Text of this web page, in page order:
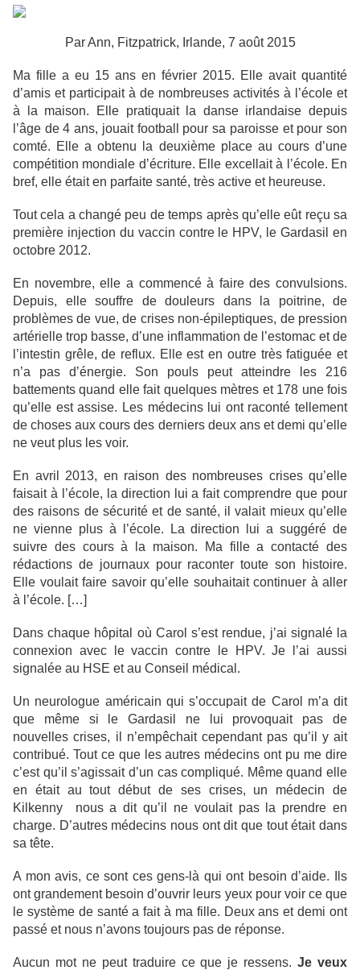
Par Ann, Fitzpatrick, Irlande, 7 août 2015
Ma fille a eu 15 ans en février 2015. Elle avait quantité
d’amis et participait à de nombreuses activités à l’école et
à la maison. Elle pratiquait la danse irlandaise depuis
l’âge de 4 ans, jouait football pour sa paroisse et pour son
comté. Elle a obtenu la deuxième place au cours d’une
compétition mondiale d’écriture. Elle excellait à l’école. En
bref, elle était en parfaite santé, très active et heureuse.
Tout cela a changé peu de temps après qu’elle eût reçu sa
première injection du vaccin contre le HPV, le Gardasil en
octobre 2012.
En novembre, elle a commencé à faire des convulsions.
Depuis, elle souffre de douleurs dans la poitrine, de
problèmes de vue, de crises non-épileptiques, de pression
artérielle trop basse, d’une inflammation de l’estomac et de
l’intestin grêle, de reflux. Elle est en outre très fatiguée et
n’a pas d’énergie. Son pouls peut atteindre les 216
battements quand elle fait quelques mètres et 178 une fois
qu’elle est assise. Les médecins lui ont raconté tellement
de choses aux cours des derniers deux ans et demi qu’elle
ne veut plus les voir.
En avril 2013, en raison des nombreuses crises qu’elle
faisait à l’école, la direction lui a fait comprendre que pour
des raisons de sécurité et de santé, il valait mieux qu’elle
ne vienne plus à l’école. La direction lui a suggéré de
suivre des cours à la maison. Ma fille a contacté des
rédactions de journaux pour raconter toute son histoire.
Elle voulait faire savoir qu’elle souhaitait continuer à aller
à l’école. […]
Dans chaque hôpital où Carol s’est rendue, j’ai signalé la
connexion avec le vaccin contre le HPV. Je l’ai aussi
signalée au HSE et au Conseil médical.
Un neurologue américain qui s’occupait de Carol m’a dit
que même si le Gardasil ne lui provoquait pas de
nouvelles crises, il n’empêchait cependant pas qu’il y ait
contribué. Tout ce que les autres médecins ont pu me dire
c’est qu’il s’agissait d’un cas compliqué. Même quand elle
en était au tout début de ses crises, un médecin de
Kilkenny nous a dit qu’il ne voulait pas la prendre en
charge. D’autres médecins nous ont dit que tout était dans
sa tête.
A mon avis, ce sont ces gens-là qui ont besoin d’aide. Ils
ont grandement besoin d’ouvrir leurs yeux pour voir ce que
le système de santé a fait à ma fille. Deux ans et demi ont
passé et nous n’avons toujours pas de réponse.
Aucun mot ne peut traduire ce que je ressens.Je veux